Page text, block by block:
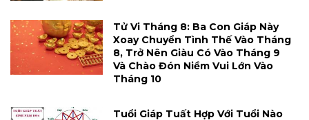
Tử Vi Tháng 8: Ba Con Giáp Này
Xoay Chuyển Tình Thế Vào Tháng
8, Trở Nên Giàu Có Vào Tháng 9
Và Chào Đón Niềm Vui Lớn Vào
Tháng 10
Tuổi Giáp Tuất Hợp Với Tuổi Nào